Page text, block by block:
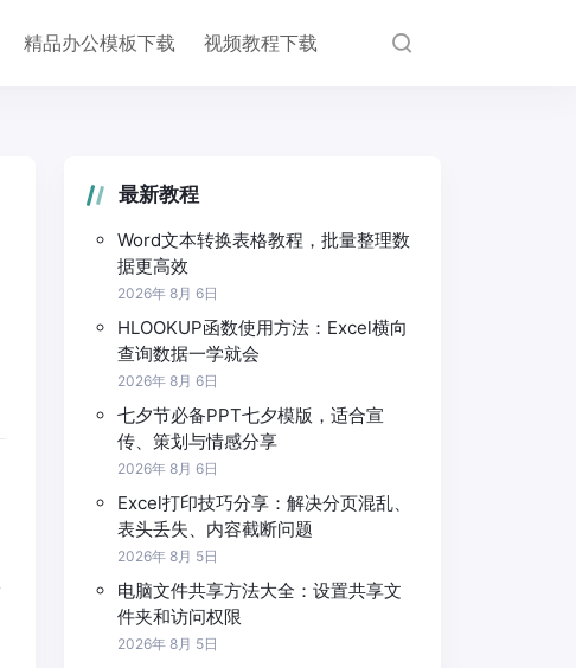
精品办公模板下载 视频教程下载
最新教程
Word文本转换表格教程，批量整理数
据更高效
2026年 8月 6日
HLOOKUP函数使用方法：Excel横向
查询数据一学就会
2026年 8月 6日
七夕节必备PPT七夕模版，适合宣
传、策划与情感分享
2026年 8月 6日
Excel打印技巧分享：解决分页混乱、
表头丢失、内容截断问题
2026年 8月 5日
电脑文件共享方法大全：设置共享文
件夹和访问权限
2026年 8月 5日